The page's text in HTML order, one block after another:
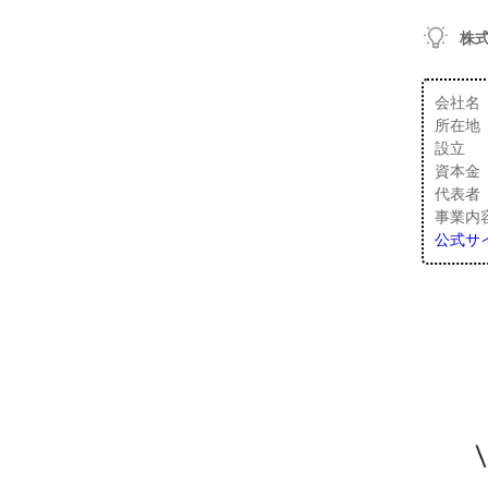
株
会社名
所在地
設立
資本
代表
事業内
公式サ